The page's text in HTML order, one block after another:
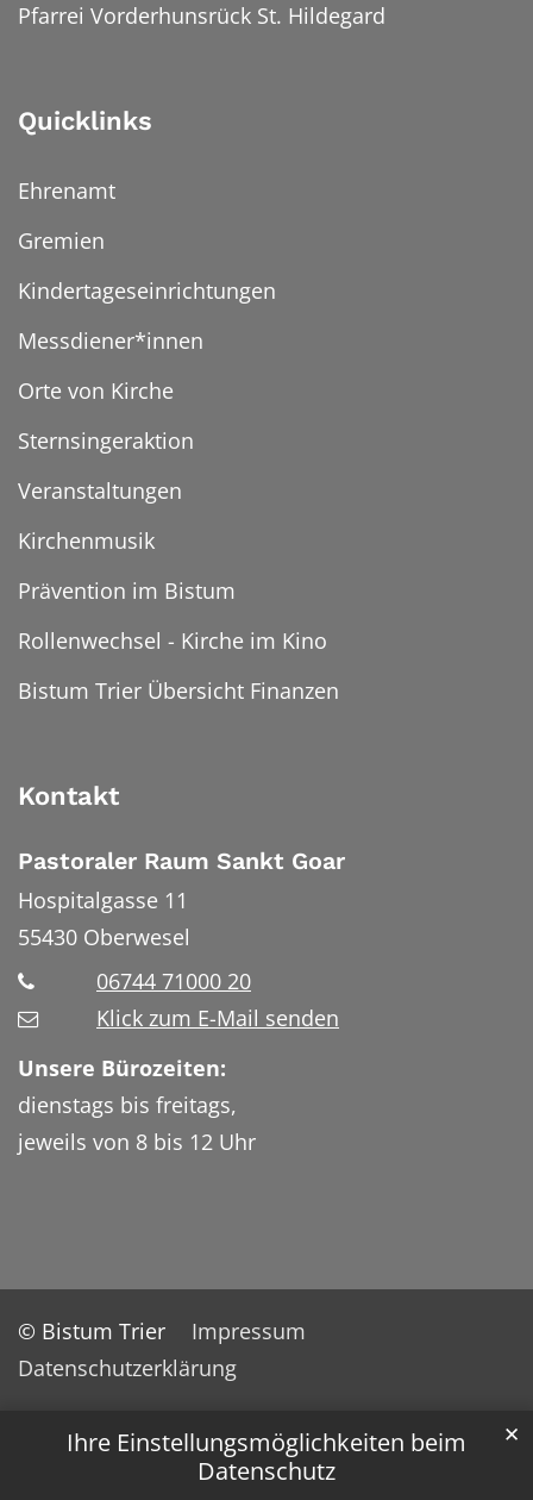
Ihre Einstellungsmöglichkeiten beim
Datenschutz
✕
Pfarrei Vorderhunsrück St. Hildegard
Quicklinks
Ehrenamt
Gremien
Kindertageseinrichtungen
Messdiener*innen
Orte von Kirche
Sternsingeraktion
Veranstaltungen
Kirchenmusik
Prävention im Bistum
Rollenwechsel - Kirche im Kino
Bistum Trier Übersicht Finanzen
Kontakt
Pastoraler Raum Sankt Goar
Hospitalgasse 11
55430 Oberwesel
06744 71000 20
Klick zum E-Mail senden
Unsere Bürozeiten:
dienstags bis freitags,
jeweils von 8 bis 12 Uhr
© Bistum Trier
Impressum
Datenschutzerklärung